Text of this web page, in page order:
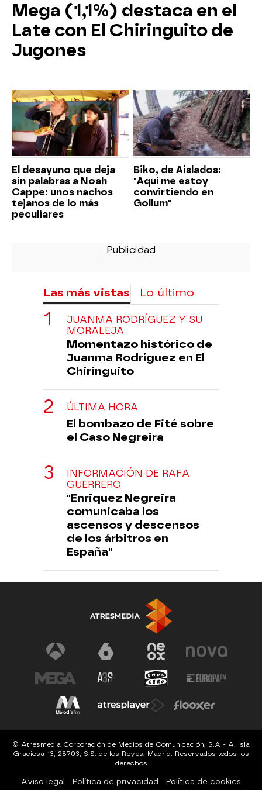
Mega (1,1%) destaca en el
Late con El Chiringuito de
Jugones
El desayuno que deja
sin palabras a Noah
Cappe: unos nachos
tejanos de lo más
peculiares
Biko, de Aislados:
"Aquí me estoy
convirtiendo en
Gollum"
Las más vistas Lo último
JUANMA RODRÍGUEZ Y SU
MORALEJA
Momentazo histórico de
Juanma Rodríguez en El
Chiringuito
ÚLTIMA HORA
El bombazo de Fité sobre
el Caso Negreira
INFORMACIÓN DE RAFA
GUERRERO
"Enriquez Negreira
comunicaba los
ascensos y descensos
de los árbitros en
España"
© Atresmedia Corporación de Medios de Comunicación, S.A - A. Isla
Graciosa 13, 28703, S.S. de los Reyes, Madrid. Reservados todos los
derechos
Aviso legal Política de privacidad Política de cookies